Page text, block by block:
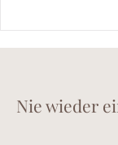
Textilband.
Nie wieder